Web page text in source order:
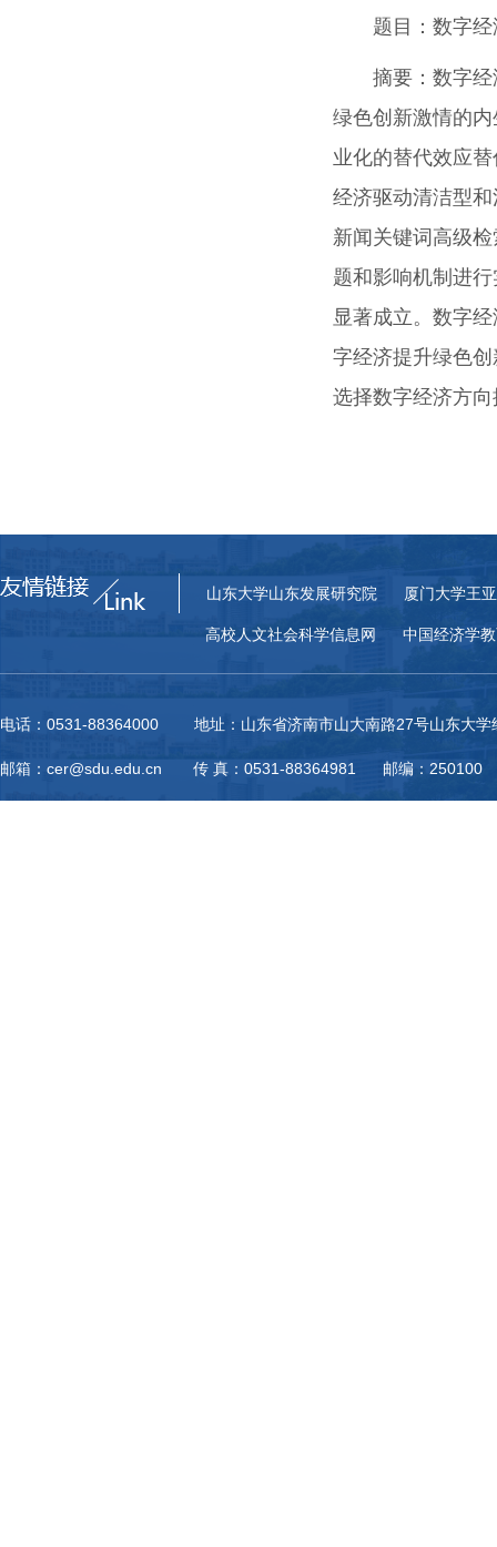
题目： 数字
摘要： 数字
绿色创新激情的
业化的替代效应
经济驱动清洁型
新闻关键词高级
题和影响机制进
显著成立。数字
字经济提升绿色
选择数字经济方
山东大学山东发展研究院 厦门大学王
高校人文社会科学信息网 中国经济学
电话：0531-88364000 地址：山东省济南市山大南路27号山东大学
邮箱：cer@sdu.edu.cn 传 真：0531-88364981 邮编：250100